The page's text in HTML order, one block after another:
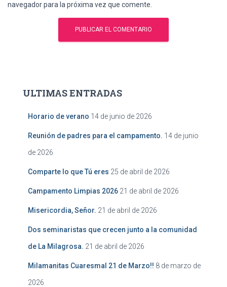
navegador para la próxima vez que comente.
ULTIMAS ENTRADAS
Horario de verano 14 de junio de 2026
Reunión de padres para el campamento. 14 de junio
de 2026
Comparte lo que Tú eres 25 de abril de 2026
Campamento Limpias 2026 21 de abril de 2026
Misericordia, Señor. 21 de abril de 2026
Dos seminaristas que crecen junto a la comunidad
de La Milagrosa. 21 de abril de 2026
Milamanitas Cuaresmal 21 de Marzo!! 8 de marzo de
2026